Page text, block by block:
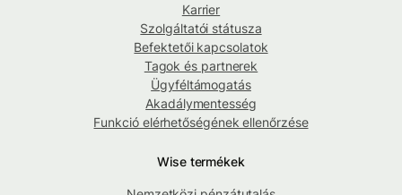
Karrier
Szolgáltatói státusza
Befektetői kapcsolatok
Tagok és partnerek
Ügyféltámogatás
Akadálymentesség
Funkció elérhetőségének ellenőrzése
Wise termékek